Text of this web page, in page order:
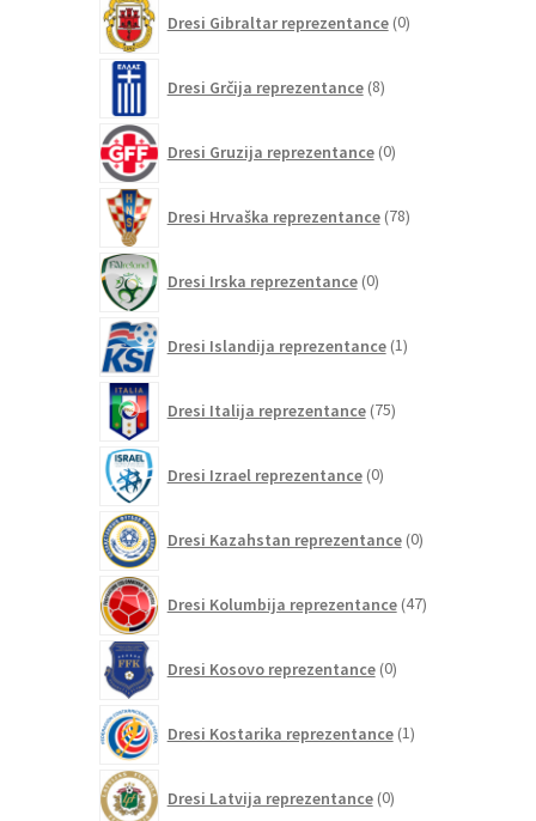
Dresi Gibraltar reprezentance 0izdelkov
Dresi Grčija reprezentance 8izdelkov
Dresi Gruzija reprezentance 0izdelkov
Dresi Hrvaška reprezentance 78izdelkov
Dresi Irska reprezentance 0izdelkov
Dresi Islandija reprezentance 1izdelek
Dresi Italija reprezentance 75izdelkov
Dresi Izrael reprezentance 0izdelkov
Dresi Kazahstan reprezentance 0izdelkov
Dresi Kolumbija reprezentance 47izdelkov
Dresi Kosovo reprezentance 0izdelkov
Dresi Kostarika reprezentance 1izdelek
Dresi Latvija reprezentance 0izdelkov